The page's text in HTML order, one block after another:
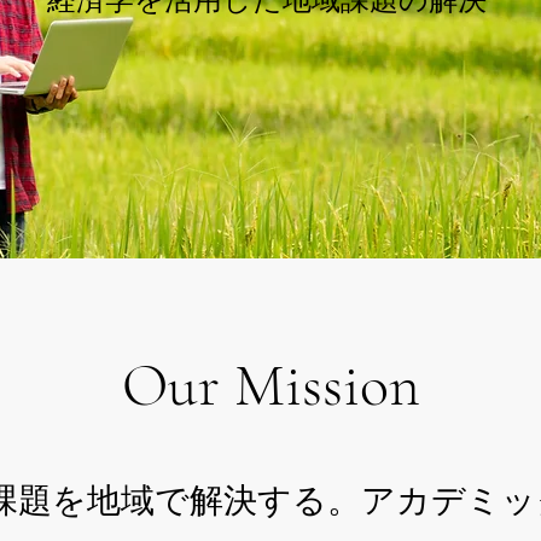
Our Mission
題を地域で解決する。アカデミ